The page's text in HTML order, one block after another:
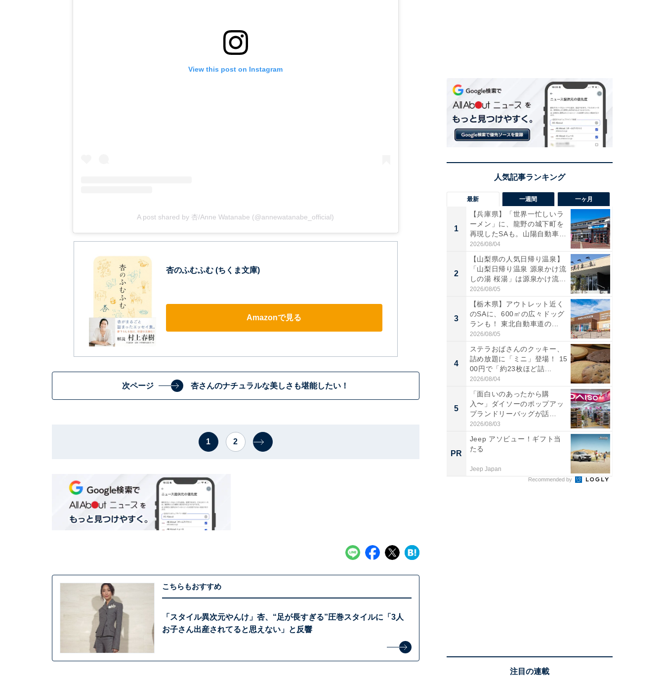
View this post on Instagram
A post shared by 杏/Anne Watanabe (@annewatanabe_official)
杏のふむふむ (ちくま文庫)
Amazonで見る
次ページ 杏さんのナチュラルな美しさも堪能したい！
1 2
こちらもおすすめ
「スタイル異次元やんけ」杏、“足が長すぎる”圧巻スタイルに「3人
お子さん出産されてると思えない」と反響
最新 一週間 一ヶ月
1
【兵庫県】「世界一忙しいラ
ーメン」に、龍野の城下町を
再現したSAも。山陽自動車
道...
2026/08/04
2
【山梨県の人気日帰り温泉】
「山梨日帰り温泉 源泉かけ流
しの湯 桜湯」は源泉かけ流...
2026/08/05
3
【栃木県】アウトレット近く
のSAに、600㎡の広々ドッグ
ランも！ 東北自動車道の...
2026/08/05
4
ステラおばさんのクッキー、
詰め放題に「ミニ」登場！ 15
00円で「約23枚ほど詰...
2026/08/04
5
「面白いのあったから購
入〜」ダイソーのポップアッ
プランドリーバッグが話
題。“さま...
2026/08/03
PR
Jeep アソビュー！ギフト当
たる
Jeep Japan
Recommended by
注目の連載